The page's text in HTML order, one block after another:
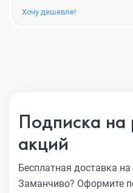
Хочу дешевле!
Подписка на
акций
Бесплатная доставка
Заманчиво? Оформите